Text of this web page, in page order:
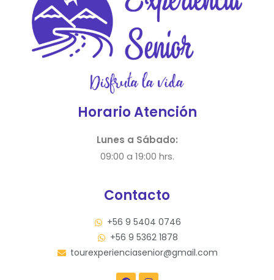
Horario Atención
Lunes a Sábado:
09:00 a 19:00 hrs.
Contacto
+56 9 5404 0746
+56 9 5362 1878
tourexperienciasenior@gmail.com